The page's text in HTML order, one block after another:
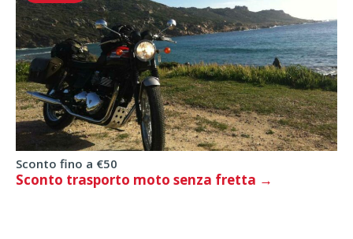
Sconto fino a €50
Sconto trasporto moto senza fretta